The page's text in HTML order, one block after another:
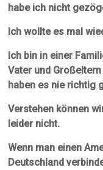
habe ich nicht
Ich wollte es mal
Ich bin in einer
Vater und
haben es nie richtig
Verstehen können
leider nicht.
Wenn man einen
Deutschland